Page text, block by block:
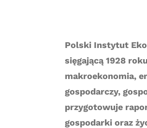
Polski Instytut
sięgającą 1928
makroekonomia,
gospodarczy,
przygotowuje
gospodarki oraz